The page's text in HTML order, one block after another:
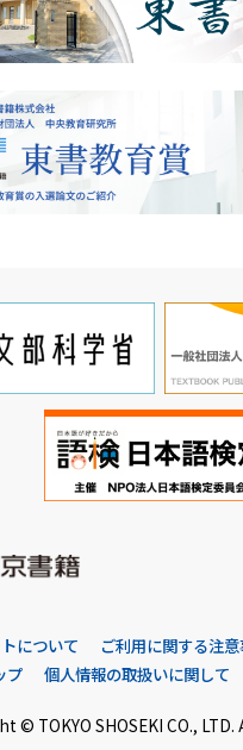
について ご利用に関する注
プ
個人情報の取扱いに関して
© TOKYO SHOSEKI CO.,